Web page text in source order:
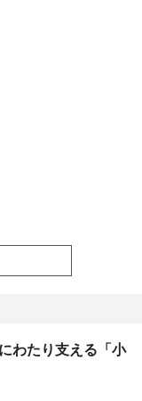
わたり支える「小